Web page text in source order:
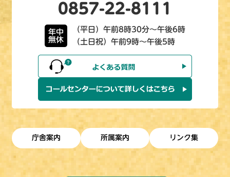
0857-22-8111
年中
無休
（平日）午前8時30分～午後6時
（土日祝）午前9時～午後5時
庁舎案内 所属案内 リンク集